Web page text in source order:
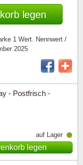
legen
1 Wert. Nennwert /
2025
- Postfrisch -
auf Lager
legen